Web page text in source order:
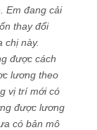
Em đang cải
thay đổi
chị này.
được cách
lương theo
vị trí mới có
được lương
có bản mô